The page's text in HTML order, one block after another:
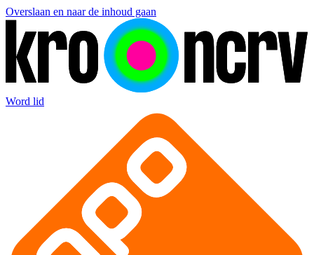
Overslaan en naar de inhoud gaan
Word lid